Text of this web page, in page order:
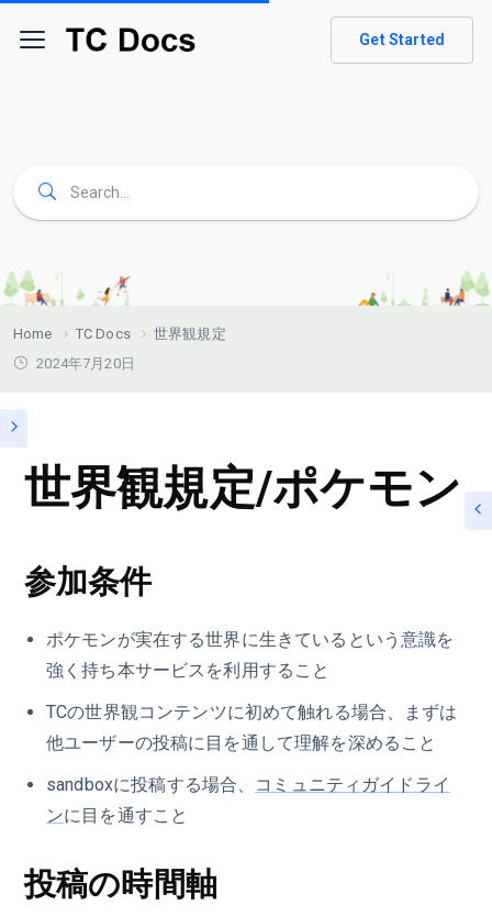
Get Started
Home TC Docs
世界観規定
2024年7月20日
世界観規定/ポケモン
参加条件
ポケモンが実在する世界に生きているという意識を
強く持ち本サービスを利用すること
TCの世界観コンテンツに初めて触れる場合、まずは
他ユーザーの投稿に目を通して理解を深めること
sandboxに投稿する場合、 コミュニティガイドライ
ンに目を通すこと
投稿の時間軸